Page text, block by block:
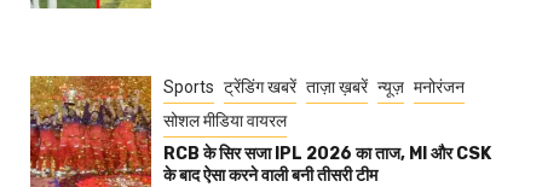
Sports ट्रेंडिंग खबरें ताज़ा ख़बरें न्यूज़ मनोरंजन
सोशल मीडिया वायरल
RCB के सिर सजा IPL 2026 का ताज, MI और CSK
के बाद ऐसा करने वाली बनी तीसरी टीम